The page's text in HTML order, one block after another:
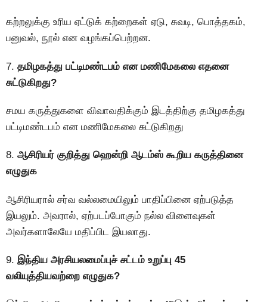
கற்றலுக்கு உரிய ஏட்டுக் கற்றைகள் ஏடு, சுவடி, பொத்தகம்,
பனுவல், நூல் என வழங்கப்பெற்றன.
7. தமிழகத்து பட்டிமண்டபம் என மணிமேகலை எதனை
சுட்டுகிறது?
சமய கருத்துகளை விவாவதிக்கும் இடத்திற்கு தமிழகத்து
பட்டிமண்டபம் என மணிமேகலை சுட்டுகிறது
8. ஆசிரியர் குறித்து ஹென்றி ஆடம்ஸ் கூறிய கருத்தினை
எழுதுக
ஆசிரியரால் சர்வ வல்லமையிலும் பாதிப்பினை ஏற்படுத்த
இயலும். அவரால், ஏற்படப்போகும் நல்ல விளைவுகள்
அவர்களாலேயே மதிப்பிட இயலாது.
9. இந்திய அரசியலமைப்புச் சட்டம் உறுப்பு 45
வலியுத்தியவற்றை எழுதுக?